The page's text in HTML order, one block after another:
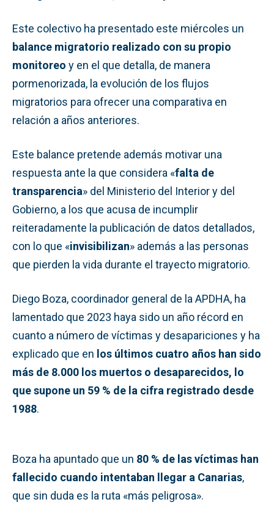
Este colectivo ha presentado este miércoles un
balance migratorio realizado con su propio
monitoreo y en el que detalla, de manera
pormenorizada, la evolución de los flujos
migratorios para ofrecer una comparativa en
relación a años anteriores.
Este balance pretende además motivar una
respuesta ante la que considera «falta de
transparencia» del Ministerio del Interior y del
Gobierno, a los que acusa de incumplir
reiteradamente la publicación de datos detallados,
con lo que «invisibilizan» además a las personas
que pierden la vida durante el trayecto migratorio.
Diego Boza, coordinador general de la APDHA, ha
lamentado que 2023 haya sido un año récord en
cuanto a número de víctimas y desapariciones y ha
explicado que en los últimos cuatro años han sido
más de 8.000 los muertos o desaparecidos, lo
que supone un 59 % de la cifra registrado desde
1988.
Boza ha apuntado que un 80 % de las víctimas han
fallecido cuando intentaban llegar a Canarias,
que sin duda es la ruta «más peligrosa».